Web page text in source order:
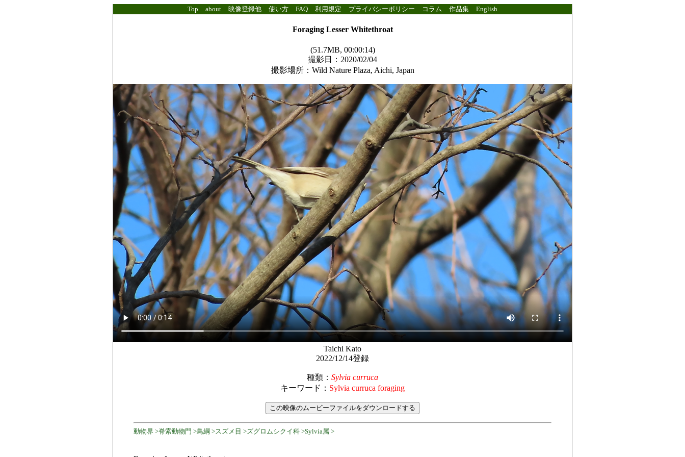
Top about 映像登録他 使い方 FAQ 利用規定 プライバシーポリシー コラム 作品集 English
Foraging Lesser Whitethroat
(51.7MB, 00:00:14)
撮影日：2020/02/04
撮影場所：Wild Nature Plaza, Aichi, Japan
Taichi Kato
2022/12/14登録
種類： Sylvia curruca
キーワード： Sylvia curruca foraging
動物界 >脊索動物門 >鳥綱 >スズメ目 >ズグロムシクイ科 >Sylvia属 >